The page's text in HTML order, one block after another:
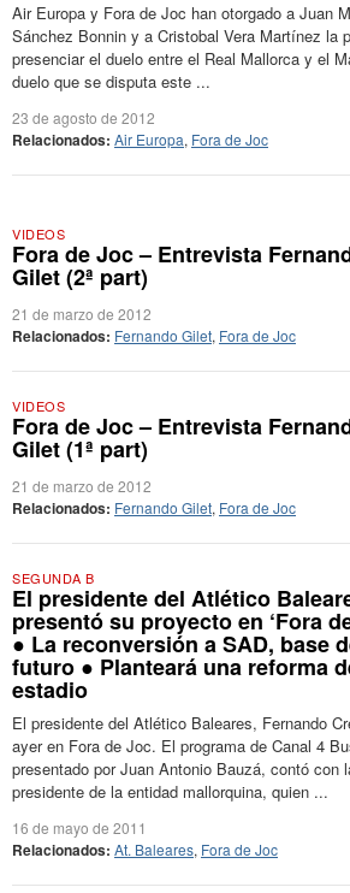
Air Europa y Fora de Joc han otorgado a Juan
Sánchez Bonnin y a Cristobal Vera Martínez la
presenciar el duelo entre el Real Mallorca y el
duelo que se disputa este ...
23 de agosto de 2012
Relacionados: Air Europa, Fora de Joc
VIDEOS
Fora de Joc – Entrevista
Gilet (2ª part)
21 de marzo de 2012
Relacionados: Fernando Gilet, Fora de Joc
VIDEOS
Fora de Joc – Entrevista
Gilet (1ª part)
21 de marzo de 2012
Relacionados: Fernando Gilet, Fora de Joc
SEGUNDA B
El presidente del Atlético
presentó su proyecto en ‘Fora
● La reconversión a SAD, base
futuro ● Planteará una reforma
estadio
El presidente del Atlético Baleares, Fernando
ayer en Fora de Joc. El programa de Canal 4
presentado por Juan Antonio Bauzá, contó con
presidente de la entidad mallorquina, quien ...
16 de mayo de 2011
Relacionados: At. Baleares, Fora de Joc